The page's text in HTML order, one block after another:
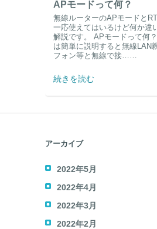
APモードって何？
無線ルーターのAPモードと
一応使えてはいるけど何か違
解説です。 APモードって何
は簡単に説明すると無線LAN
フォン等と無線で接……
続きを読む
アーカイブ
2022年5月
2022年4月
2022年3月
2022年2月